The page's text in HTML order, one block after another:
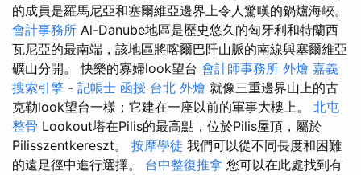
的成員是羅馬尼亞和塞爾維亞邊界上令人驚嘆的鍋爐海峽。
會計事務所 Al-Danube地區是歷史悠久的匈牙利和特蘭西
瓦尼亞的最南端，該地區將喀爾巴阡山脈的南線與塞爾維亞
礦山分開。 快樂的寡婦look望台 會計師事務所 外燴 嘉義
搜索引擎 - 記帳士 函授 台北 外燴 就像三重邊界山上的古
克勒look望台一樣；它建在一座以前的軍事大樓上。 北屯
整骨 Lookout塔在Pilis的最高點，位於Pilis屋頂，屬於
Pilisszentkereszt。 按摩學徒 我們可以從不同長度和困難
的遠足徑中進行選擇。 台中整復推拿 您可以在此處找到有